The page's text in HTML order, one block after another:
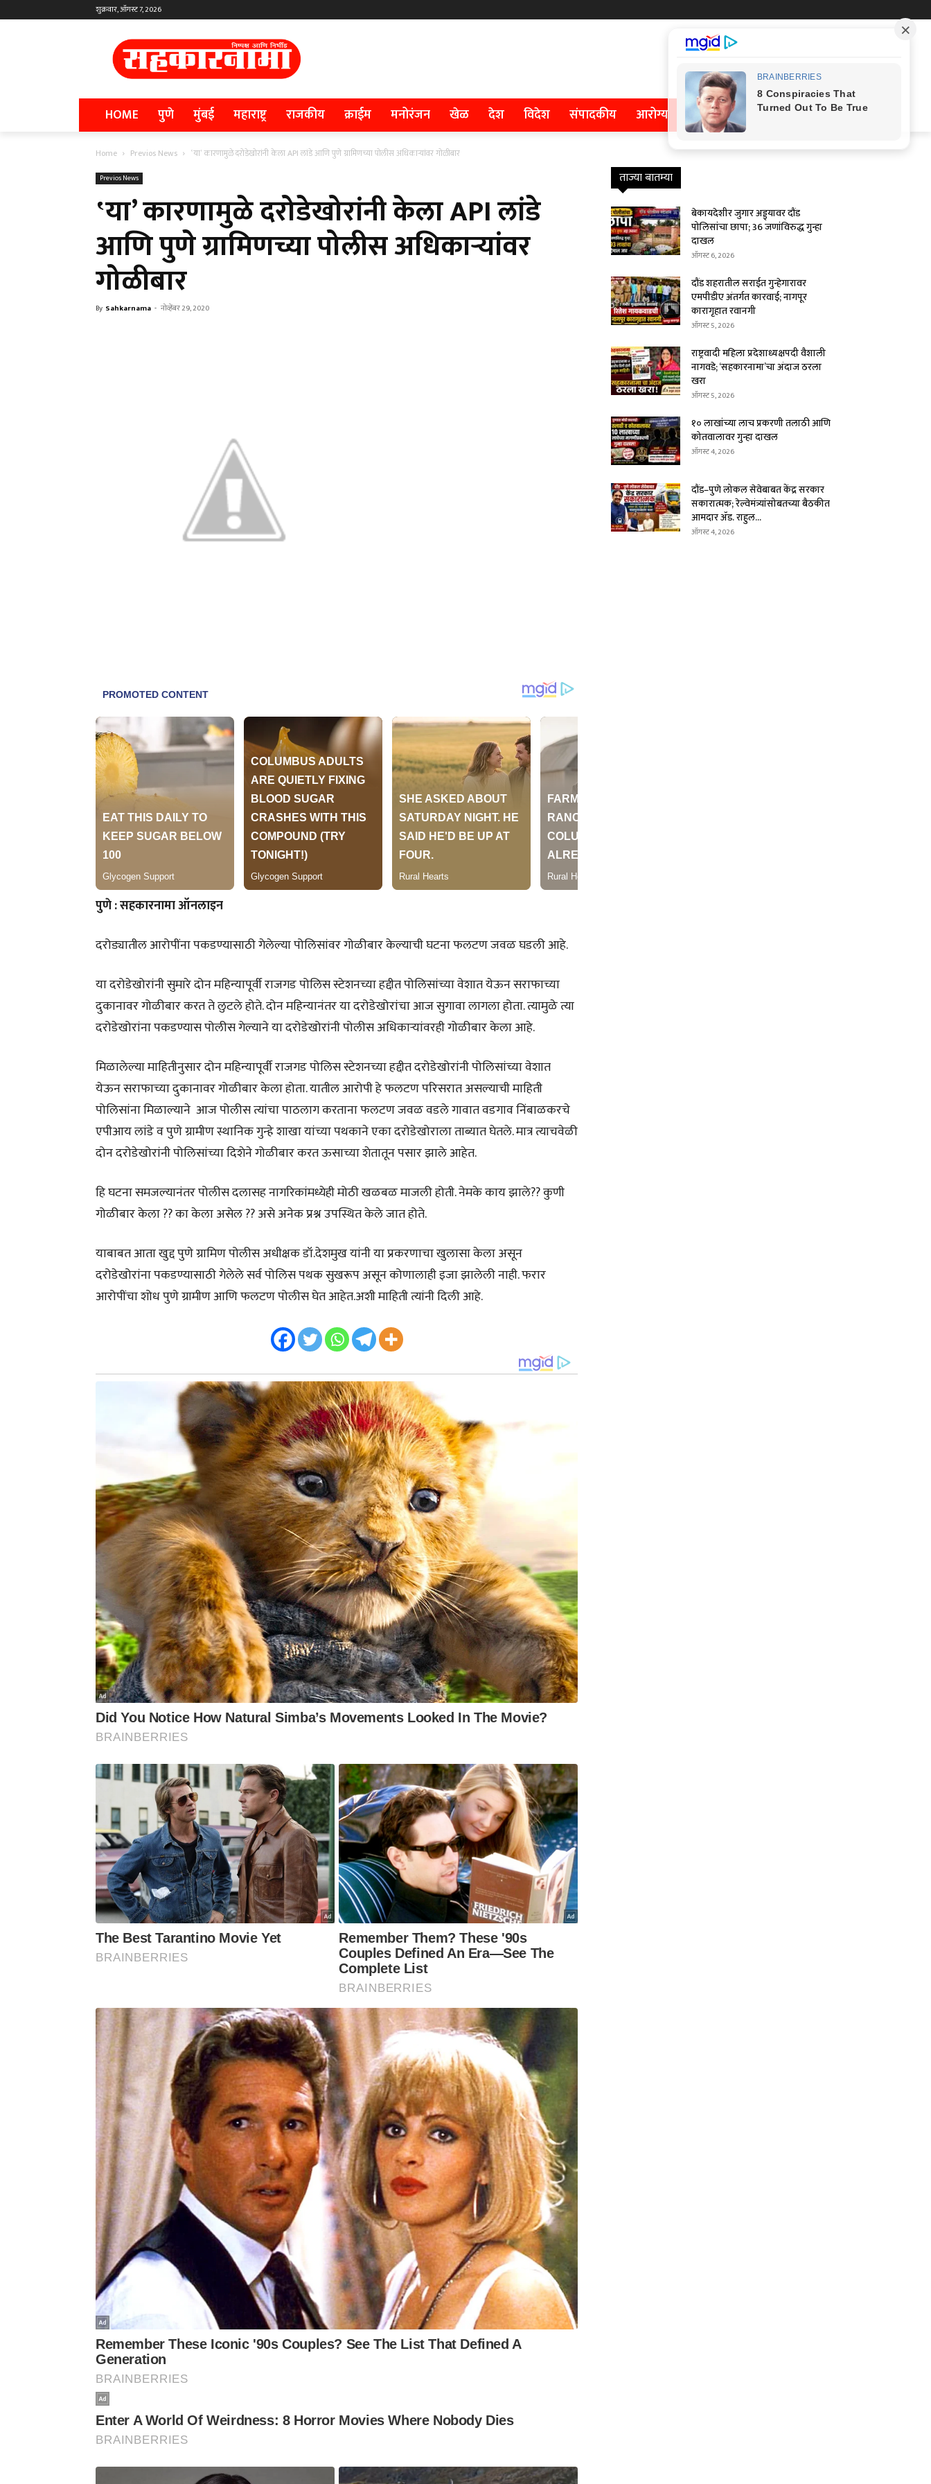
शुक्रवार, ऑगस्ट 7, 2026
HOME पुणे मुंबई महाराष्ट्र राजकीय क्राईम मनोरंजन खेळ देश विदेश संपादकीय आरोग्य
Home Previos News ‛या’ कारणामुळे दरोडेखोरांनी केला API लांडे आणि पुणे ग्रामिणच्या पोलीस अधिकाऱ्यांवर गोळीबार
Previos News
‛या’ कारणामुळे दरोडेखोरांनी केला API लांडे
आणि पुणे ग्रामिणच्या पोलीस अधिकाऱ्यांवर
गोळीबार
By Sahkarnama - नोव्हेंबर 29, 2020
पुणे : सहकारनामा ऑनलाइन
दरोड्यातील आरोपींना पकडण्यासाठी गेलेल्या पोलिसांवर गोळीबार केल्याची घटना फलटण जवळ घडली आहे.
या दरोडेखोरांनी सुमारे दोन महिन्यापूर्वी राजगड पोलिस स्टेशनच्या हद्दीत पोलिसांच्या वेशात येऊन सराफाच्या
दुकानावर गोळीबार करत ते लुटले होते. दोन महिन्यानंतर या दरोडेखोरांचा आज सुगावा लागला होता. त्यामुळे त्या
दरोडेखोरांना पकडण्यास पोलीस गेल्याने या दरोडेखोरांनी पोलीस अधिकाऱ्यांवरही गोळीबार केला आहे.
मिळालेल्या माहितीनुसार दोन महिन्यापूर्वी राजगड पोलिस स्टेशनच्या हद्दीत दरोडेखोरांनी पोलिसांच्या वेशात
येऊन सराफाच्या दुकानावर गोळीबार केला होता. यातील आरोपी हे फलटण परिसरात असल्याची माहिती
पोलिसांना मिळाल्याने आज पोलीस त्यांचा पाठलाग करताना फलटण जवळ वडले गावात वडगाव निंबाळकरचे
एपीआय लांडे व पुणे ग्रामीण स्थानिक गुन्हे शाखा यांच्या पथकाने एका दरोडेखोराला ताब्यात घेतले. मात्र त्याचवेळी
दोन दरोडेखोरांनी पोलिसांच्या दिशेने गोळीबार करत ऊसाच्या शेतातून पसार झाले आहेत.
हि घटना समजल्यानंतर पोलीस दलासह नागरिकांमध्येही मोठी खळबळ माजली होती. नेमके काय झाले?? कुणी
गोळीबार केला ?? का केला असेल ?? असे अनेक प्रश्न उपस्थित केले जात होते.
याबाबत आता खुद्द पुणे ग्रामिण पोलीस अधीक्षक डॉ.देशमुख यांनी या प्रकरणाचा खुलासा केला असून
दरोडेखोरांना पकडण्यासाठी गेलेले सर्व पोलिस पथक सुखरूप असून कोणालाही इजा झालेली नाही. फरार
आरोपींचा शोध पुणे ग्रामीण आणि फलटण पोलीस घेत आहेत.अशी माहिती त्यांनी दिली आहे.
ताज्या बातम्या
बेकायदेशीर जुगार अड्ड्यावर दौंड
पोलिसांचा छापा; 36 जणांविरुद्ध गुन्हा
दाखल
ऑगस्ट 6, 2026
दौंड शहरातील सराईत गुन्हेगारावर
एमपीडीए अंतर्गत कारवाई; नागपूर
कारागृहात रवानगी
ऑगस्ट 5, 2026
राष्ट्रवादी महिला प्रदेशाध्यक्षपदी वैशाली
नागवडे; ‘सहकारनामा’चा अंदाज ठरला
खरा
ऑगस्ट 5, 2026
१० लाखांच्या लाच प्रकरणी तलाठी आणि
कोतवालावर गुन्हा दाखल
ऑगस्ट 4, 2026
दौंड–पुणे लोकल सेवेबाबत केंद्र सरकार
सकारात्मक; रेल्वेमंत्र्यांसोबतच्या बैठकीत
आमदार ॲड. राहुल...
ऑगस्ट 4, 2026